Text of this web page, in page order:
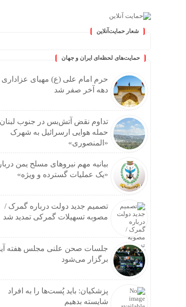
شعار حمایت‌آنلاین
« حمایت‌آنلاین،
حمایت‌های لحظه‌ای ایران و جهان
حرم امام علی (ع) مهیای عزاداری
دهه آخر صفر شد
تداوم نقض آتش‌بس در جنوب
حمله هوایی ارسرائیل به شهرک
«المنصوری»
بیانیه مهم نیروهای مسلح یمن
«یک عملیات گسترده و ویژه»
تصمیم جدید دولت درباره گمرک /
مصوبه تسهیلات گمرکی تمدید شد
جلسات صحن علنی مجلس هفته
برگزار می‌شود
پزشکیان: باید پُست‌ها را به افراد
شایسته بدهیم